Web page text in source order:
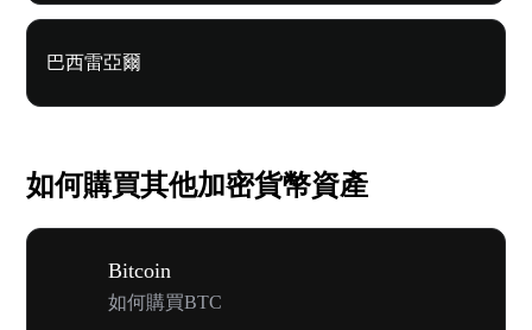
巴西雷亞爾
如何購買其他加密貨幣資產
Bitcoin
如何購買BTC